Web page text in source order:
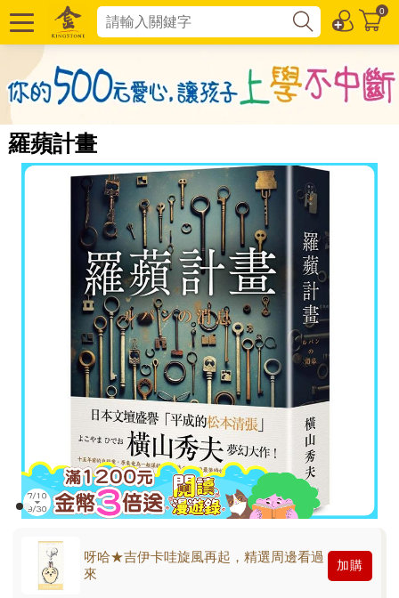
0
羅蘋計畫
呀哈★吉伊卡哇旋風再起，精選周邊看過
來
加購